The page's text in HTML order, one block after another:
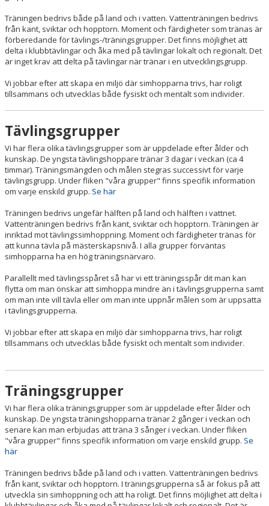
Träningen bedrivs både på land och i vatten. Vattenträningen bedrivs
från kant, sviktar och hopptorn. Moment och färdigheter som tränas är
förberedande för tävlings-/träningsgrupper. Det finns möjlighet att
delta i klubbtävlingar och åka med på tävlingar lokalt och regionalt. Det
är inget krav att delta på tävlingar när tränar i en utvecklingsgrupp.
Vi jobbar efter att skapa en miljö där simhopparna trivs, har roligt
tillsammans och utvecklas både fysiskt och mentalt som individer.
Tävlingsgrupper
Vi har flera olika tävlingsgrupper som är uppdelade efter ålder och
kunskap. De yngsta tävlingshoppare tränar 3 dagar i veckan (ca 4
timmar). Träningsmängden och målen stegras successivt för varje
tävlingsgrupp. Under fliken "våra grupper" finns specifik information
om varje enskild grupp. Se här
Träningen bedrivs ungefär hälften på land och hälften i vattnet.
Vattenträningen bedrivs från kant, sviktar och hopptorn. Träningen är
inriktad mot tävlingssimhoppning. Moment och färdigheter tränas för
att kunna tävla på mästerskapsnivå. I alla grupper förväntas
simhopparna ha en hög träningsnärvaro.
Parallellt med tävlingsspåret så har vi ett träningsspår dit man kan
flytta om man önskar att simhoppa mindre än i tävlingsgrupperna samt
om man inte vill tävla eller om man inte uppnår målen som är uppsatta
i tävlingsgrupperna.
Vi jobbar efter att skapa en miljö där simhopparna trivs, har roligt
tillsammans och utvecklas både fysiskt och mentalt som individer.
Träningsgrupper
Vi har flera olika träningsgrupper som är uppdelade efter ålder och
kunskap. De yngsta träningshopparna tränar 2 gånger i veckan och
senare kan man erbjudas att träna 3 sånger i veckan. Under fliken
"våra grupper" finns specifik information om varje enskild grupp. Se
här
Träningen bedrivs både på land och i vatten. Vattenträningen bedrivs
från kant, sviktar och hopptorn. I träningsgrupperna så är fokus på att
utveckla sin simhoppning och att ha roligt. Det finns möjlighet att delta i